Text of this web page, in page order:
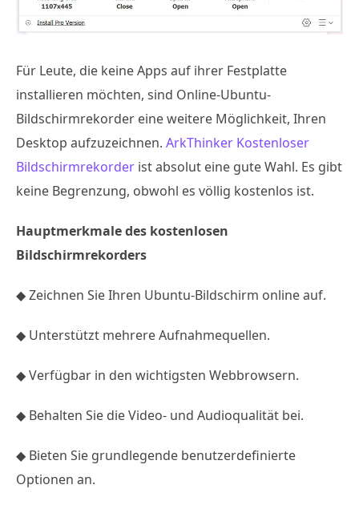
Für Leute, die keine Apps auf ihrer Festplatte
installieren möchten, sind Online-Ubuntu-
Bildschirmrekorder eine weitere Möglichkeit, Ihren
Desktop aufzuzeichnen. ArkThinker Kostenloser
Bildschirmrekorder ist absolut eine gute Wahl. Es gibt
keine Begrenzung, obwohl es völlig kostenlos ist.
Hauptmerkmale des kostenlosen
Bildschirmrekorders
◆ Zeichnen Sie Ihren Ubuntu-Bildschirm online auf.
◆ Unterstützt mehrere Aufnahmequellen.
◆ Verfügbar in den wichtigsten Webbrowsern.
◆ Behalten Sie die Video- und Audioqualität bei.
◆ Bieten Sie grundlegende benutzerdefinierte
Optionen an.